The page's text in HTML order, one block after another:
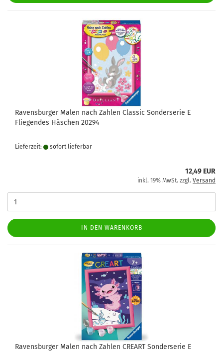
Ravensburger Malen nach Zahlen Classic Sonderserie E
Fliegendes Häschen 20294
Lieferzeit: sofort lie­fer­bar
12,49 EUR
inkl. 19% MwSt. zzgl. Versand
IN DEN WARENKORB
Ravensburger Malen nach Zahlen CREART Sonderserie E